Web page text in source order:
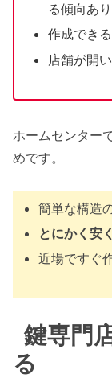
る傾向あり
作成でき
店舗が開
ホームセンター
めです。
簡単な構造
とにかく安
近場ですぐ
鍵専門
る